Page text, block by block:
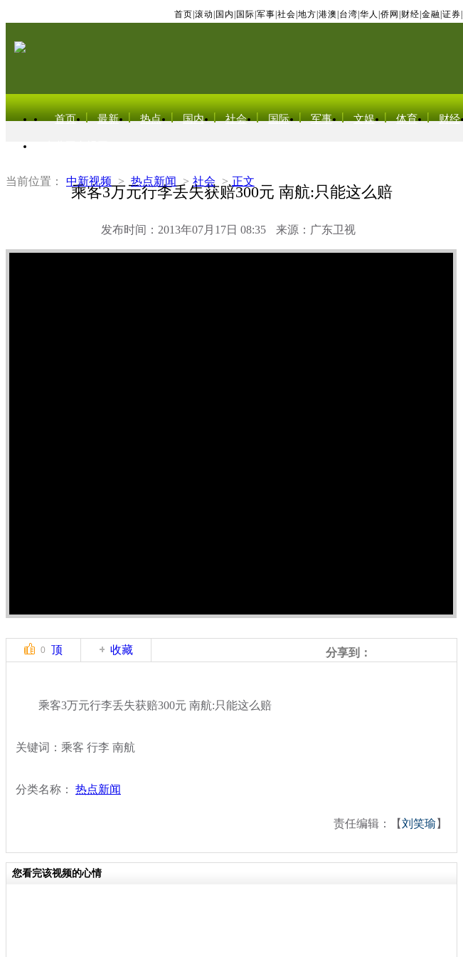
首页 滚动 国内 国际 军事 社会 地方 港澳 台湾 华人 侨网 财经 金融 证券
首页 最新 热点 国内 社会 国际 军事 文娱 体育 财经
当前位置： 中新视频 > 热点新闻 > 社会 > 正文
乘客3万元行李丢失获赔300元 南航:只能这么赔
发布时间：2013年07月17日 08:35 来源：广东卫视
0 顶 收藏 分享到：
乘客3万元行李丢失获赔300元 南航:只能这么赔
关键词：乘客 行李 南航
分类名称： 热点新闻
责任编辑：【刘笑瑜 】
您看完该视频的心情